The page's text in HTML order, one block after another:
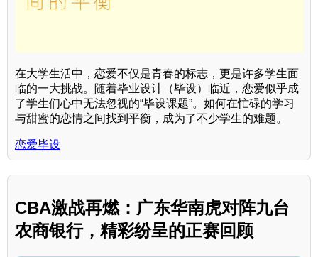
在大学生活中，恋爱不仅是青春的标志，更是许多学生面
临的一大挑战。随着毕业设计（毕设）临近，恋爱似乎成
了学生们心中无法忽视的“毕设课题”。如何在忙碌的学习
与甜蜜的恋情之间找到平衡，成为了不少学生的难题。
恋爱毕设
CBA激战再燃：广东华南虎对阵九台
农商银行，精彩纷呈的正赛回顾